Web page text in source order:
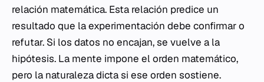
relación matemática. Esta relación predice un
resultado que la experimentación debe confirmar o
refutar. Si los datos no encajan, se vuelve a la
hipótesis. La mente impone el orden matemático,
pero la naturaleza dicta si ese orden sostiene.